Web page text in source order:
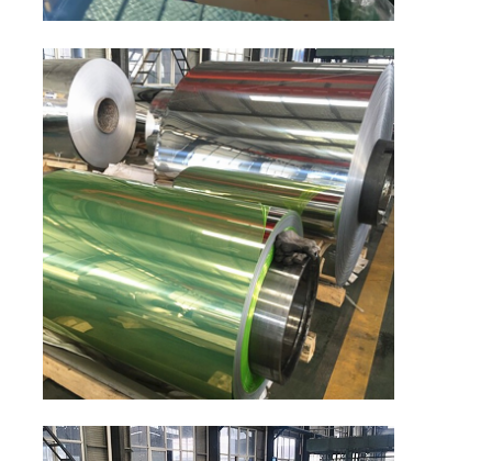
Aluminiumplatte
Aluminiumkreis
Farbbeschichtete Aluminiumspule
Aluminiumspule
Aluminiumstreifen-Spule
Aluminiumkarschtafel
Prägeartiges Aluminium